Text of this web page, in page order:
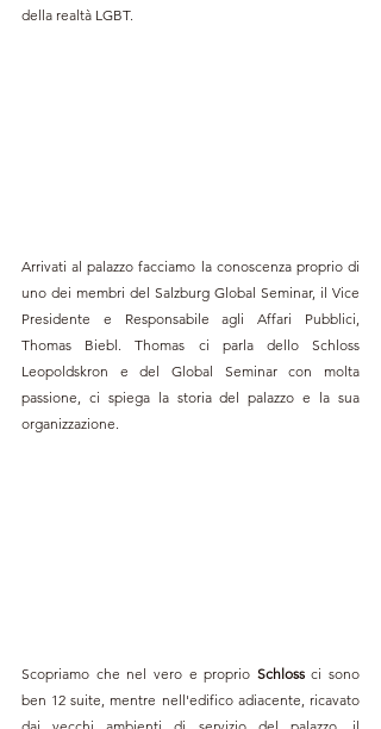
della realtà LGBT.
Arrivati al palazzo facciamo la conoscenza proprio di
uno dei membri del Salzburg Global Seminar, il Vice
Presidente e Responsabile agli Affari Pubblici,
Thomas Biebl. Thomas ci parla dello Schloss
Leopoldskron e del Global Seminar con molta
passione, ci spiega la storia del palazzo e la sua
organizzazione.
Scopriamo che nel vero e proprio Schloss ci sono
ben 12 suite, mentre nell'edifico adiacente, ricavato